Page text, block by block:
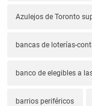
Azulejos de Toronto
bancas de loterías-
banco de elegibles a
barrios periféricos